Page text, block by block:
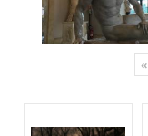
«